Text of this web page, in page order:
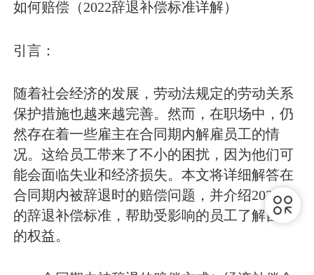
如何赔偿（2022辞退补偿标准详解）
引言：
随着社会经济的发展，劳动法规定的劳动关系
保护措施也越来越完善。然而，在职场中，仍
然存在着一些雇主在合同期内解雇员工的情
况。这给员工带来了不小的困扰，因为他们可
能会面临失业和经济损失。本文将详细解答在
合同期内被辞退时的赔偿问题，并介绍2022年
的辞退补偿标准，帮助受影响的员工了解自己
的权益。